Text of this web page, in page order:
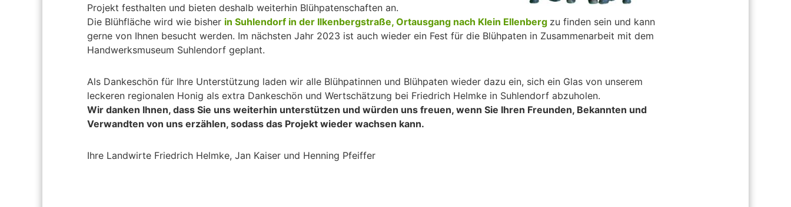
Projekt festhalten und bieten deshalb weiterhin Blühpatenschaften an.
Die Blühfläche wird wie bisher in Suhlendorf in der Ilkenbergstraße, Ortausgang nach Klein Ellenberg zu finden sein und kann
gerne von Ihnen besucht werden. Im nächsten Jahr 2023 ist auch wieder ein Fest für die Blühpaten in Zusammenarbeit mit dem
Handwerksmuseum Suhlendorf geplant.
Als Dankeschön für Ihre Unterstützung laden wir alle Blühpatinnen und Blühpaten wieder dazu ein, sich ein Glas von unserem
leckeren regionalen Honig als extra Dankeschön und Wertschätzung bei Friedrich Helmke in Suhlendorf abzuholen.
Wir danken Ihnen, dass Sie uns weiterhin unterstützen und würden uns freuen, wenn Sie Ihren Freunden, Bekannten und
Verwandten von uns erzählen, sodass das Projekt wieder wachsen kann.
Ihre Landwirte Friedrich Helmke, Jan Kaiser und Henning Pfeiffer